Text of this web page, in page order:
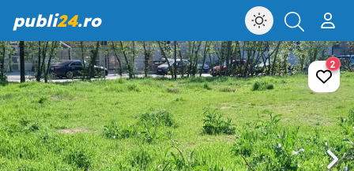
publi24.ro
2